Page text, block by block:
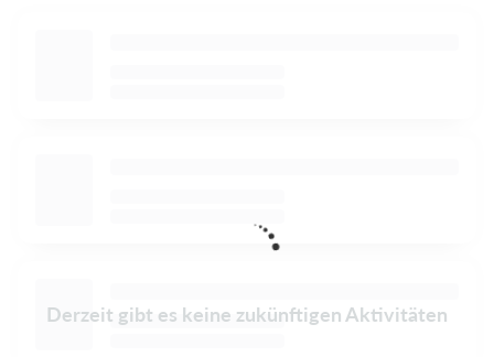
Derzeit gibt es keine zukünftigen Aktivitäten